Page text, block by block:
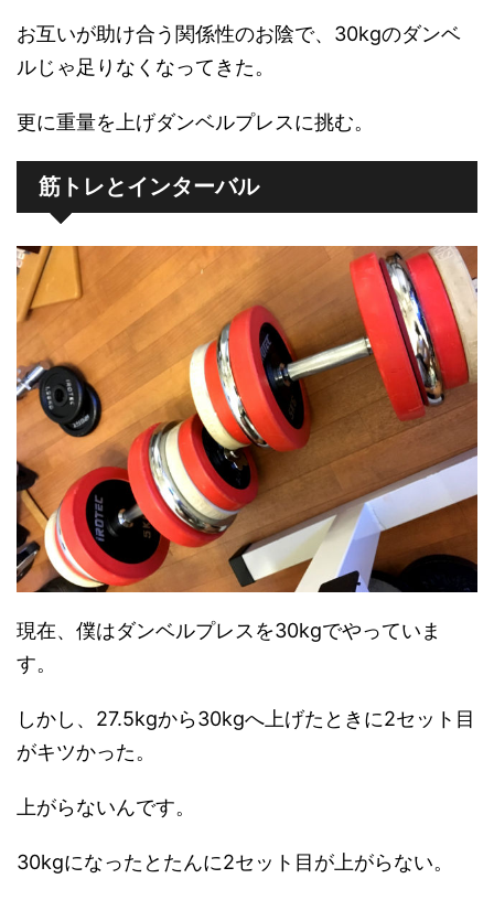
お互いが助け合う関係性のお陰で、30kgのダンベ
ルじゃ足りなくなってきた。
更に重量を上げダンベルプレスに挑む。
筋トレとインターバル
現在、僕はダンベルプレスを30kgでやっていま
す。
しかし、27.5kgから30kgへ上げたときに2セット目
がキツかった。
上がらないんです。
30kgになったとたんに2セット目が上がらない。